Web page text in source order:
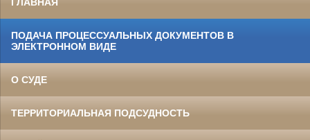
ПОДАЧА ПРОЦЕССУАЛЬНЫХ ДОКУМЕНТОВ В
ЭЛЕКТРОННОМ ВИДЕ
О СУДЕ
ТЕРРИТОРИАЛЬНАЯ ПОДСУДНОСТЬ